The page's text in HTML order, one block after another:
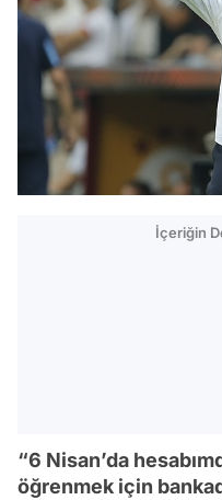
İçeriğin
“6 Nisan’da
öğrenmek için